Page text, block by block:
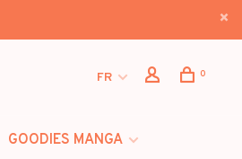
FR 0
GOODIES MANGA